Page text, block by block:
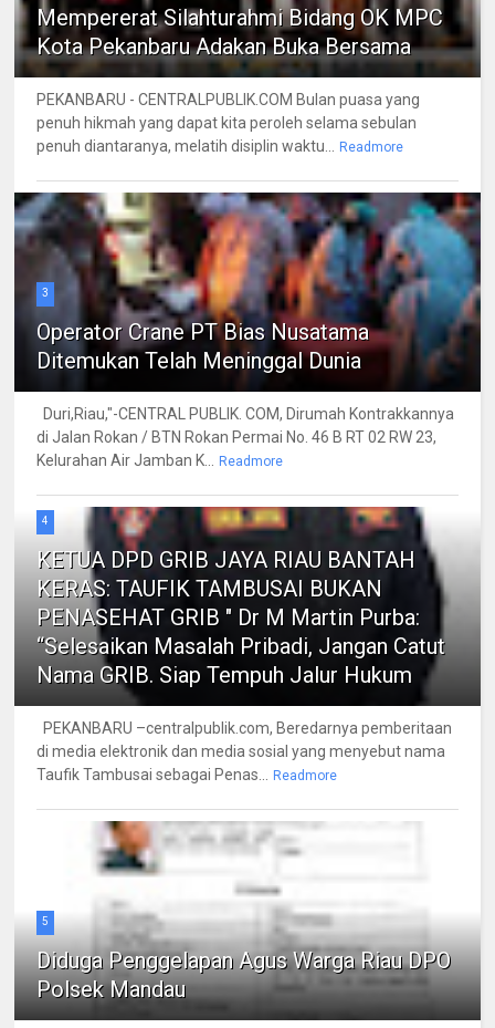
Mempererat Silahturahmi Bidang OK MPC
Kota Pekanbaru Adakan Buka Bersama
PEKANBARU - CENTRALPUBLIK.COM Bulan puasa yang
penuh hikmah yang dapat kita peroleh selama sebulan
penuh diantaranya, melatih disiplin waktu...
Readmore
3
Operator Crane PT Bias Nusatama
Ditemukan Telah Meninggal Dunia
Duri,Riau,"-CENTRAL PUBLIK. COM, Dirumah Kontrakkannya
di Jalan Rokan / BTN Rokan Permai No. 46 B RT 02 RW 23,
Kelurahan Air Jamban K...
Readmore
4
KETUA DPD GRIB JAYA RIAU BANTAH
KERAS: TAUFIK TAMBUSAI BUKAN
PENASEHAT GRIB " Dr M Martin Purba:
“Selesaikan Masalah Pribadi, Jangan Catut
Nama GRIB. Siap Tempuh Jalur Hukum
PEKANBARU –centralpublik.com, Beredarnya pemberitaan
di media elektronik dan media sosial yang menyebut nama
Taufik Tambusai sebagai Penas...
Readmore
5
Diduga Penggelapan Agus Warga Riau DPO
Polsek Mandau